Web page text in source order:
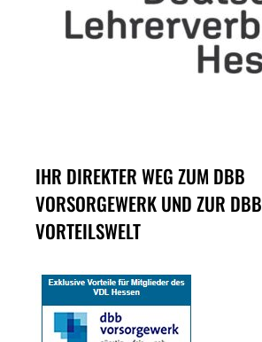
IHR DIREKTER WEG ZUM DBB
VORSORGEWERK UND ZUR DBB
VORTEILSWELT